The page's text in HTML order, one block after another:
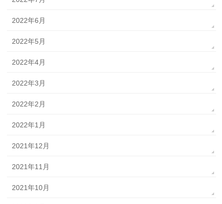
2022年6月
2022年5月
2022年4月
2022年3月
2022年2月
2022年1月
2021年12月
2021年11月
2021年10月